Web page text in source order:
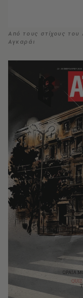
Από τους στίχους
Αγκαράι